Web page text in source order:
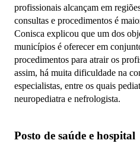
profissionais alcançam em
consultas e procedimentos é
Conisca explicou que um dos
municípios é oferecer em
procedimentos para atrair os
assim, há muita dificuldade na
especialistas, entre os quais
neuropediatra e nefrologista.
Posto de saúde e hospital